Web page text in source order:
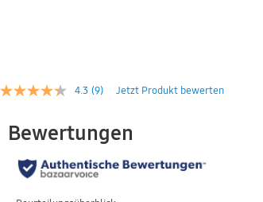
4.3 (9) Jetzt Produkt bewerten